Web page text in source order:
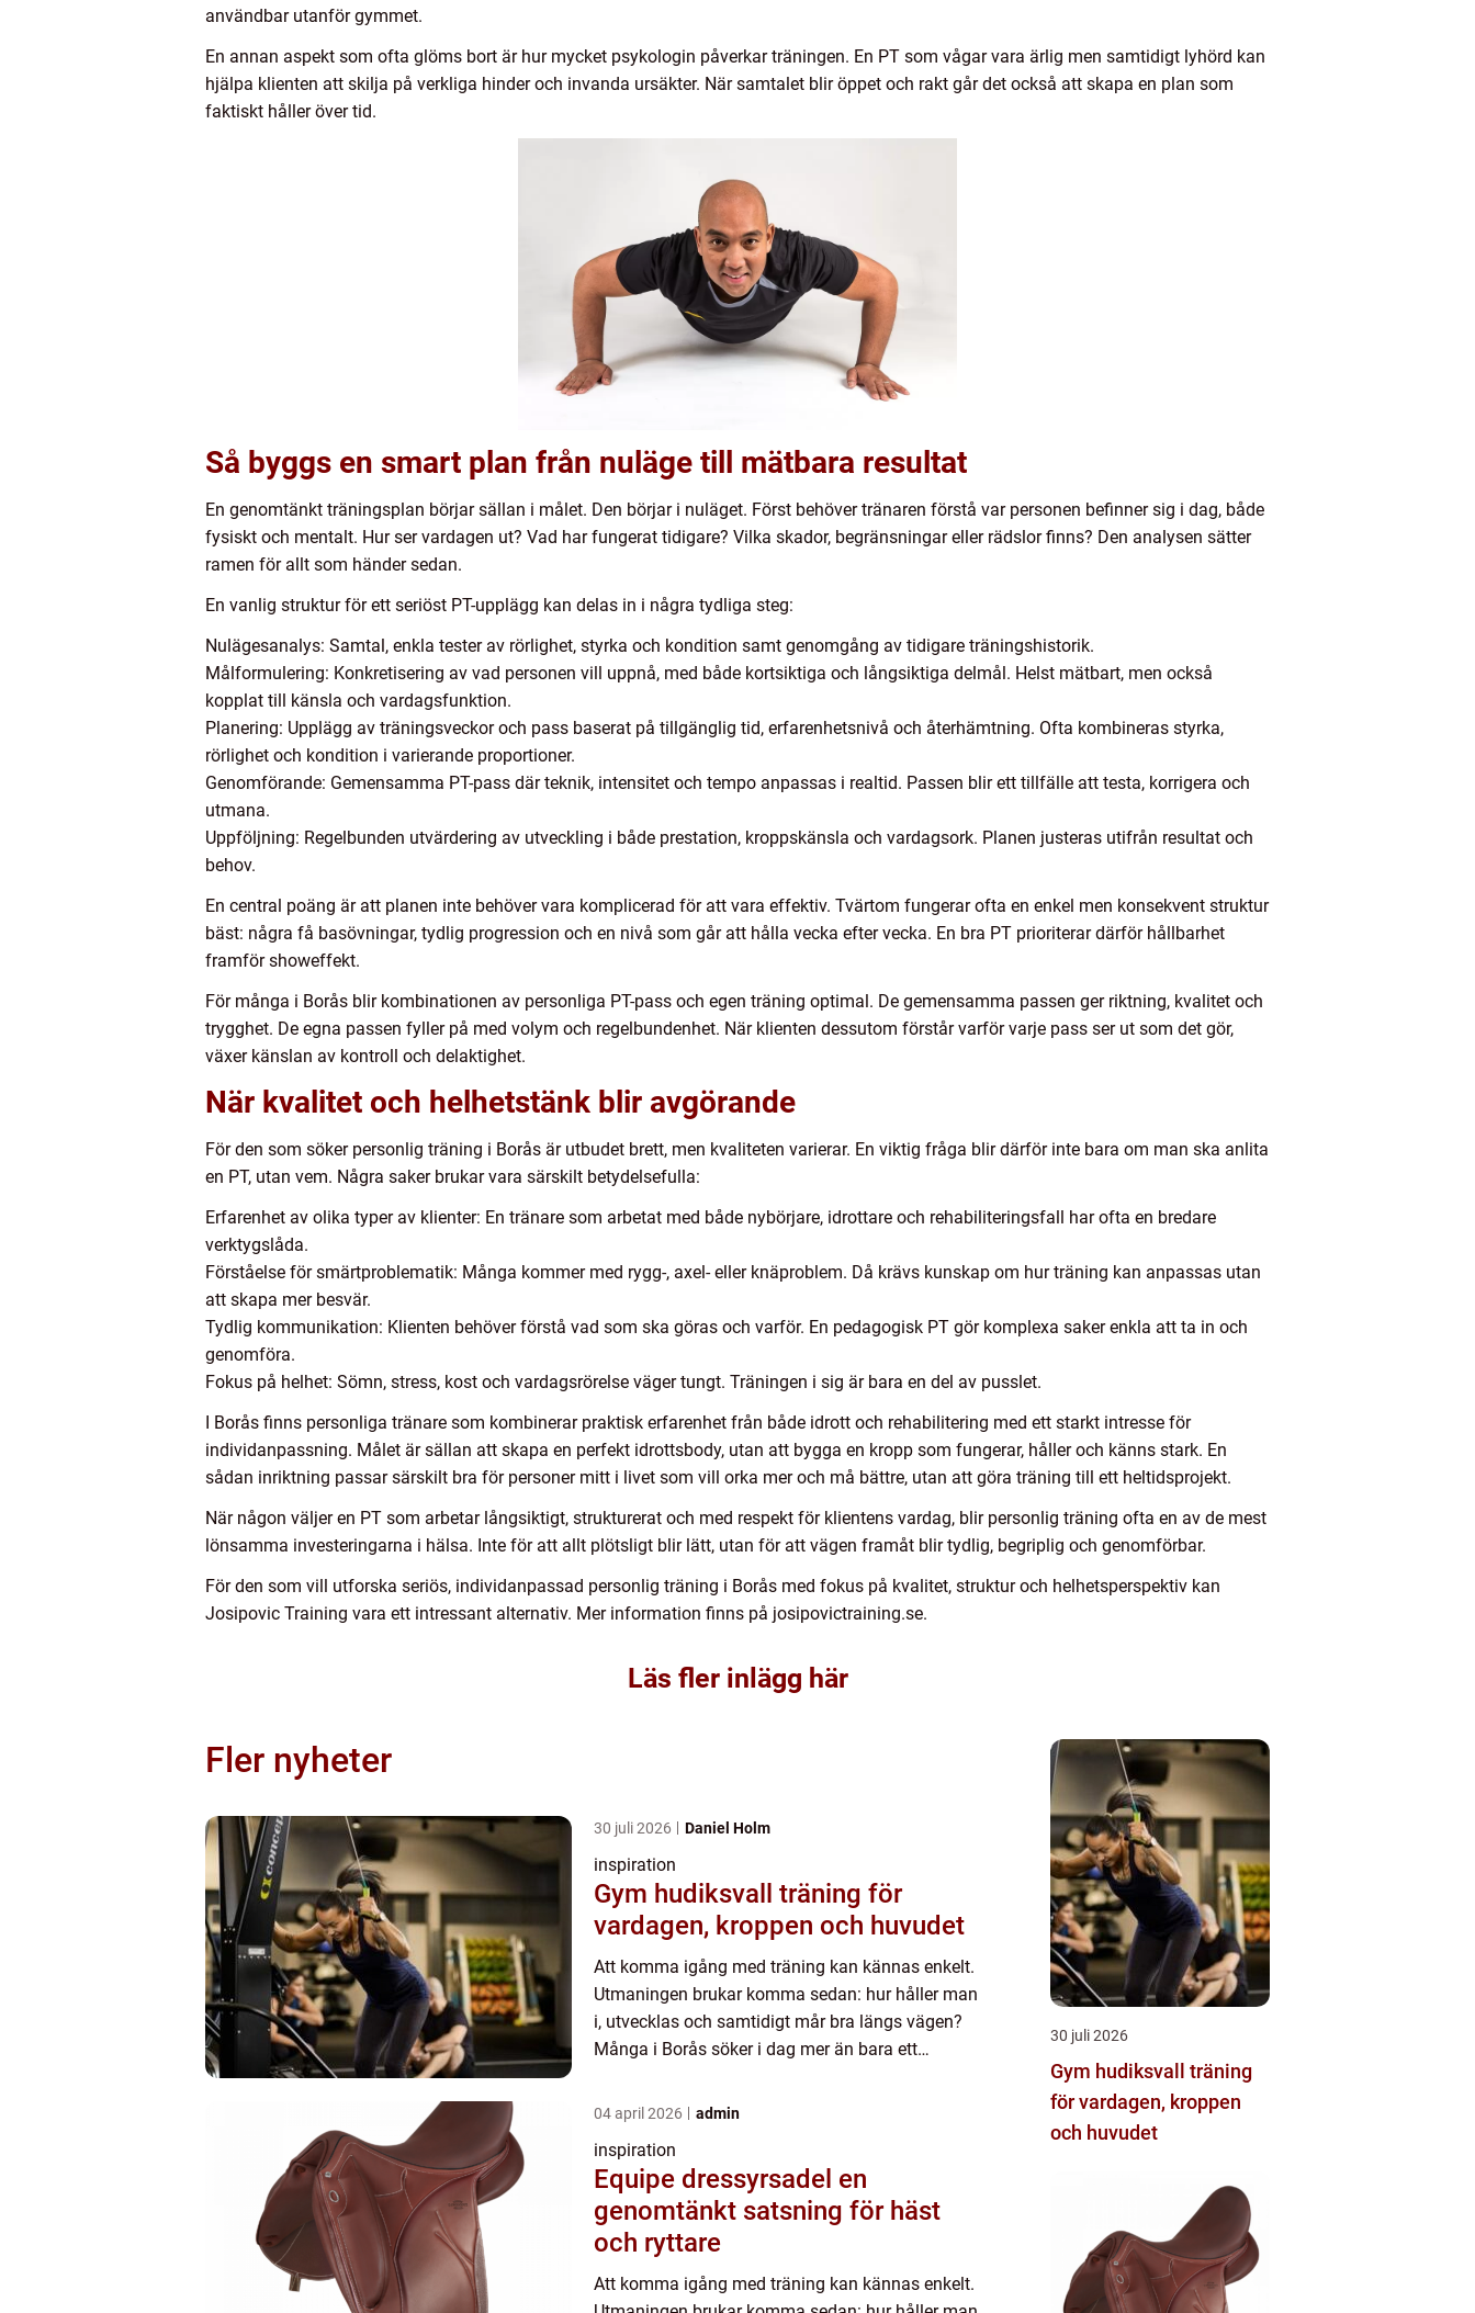
användbar utanför gymmet.
En annan aspekt som ofta glöms bort är hur mycket psykologin påverkar träningen. En PT som vågar vara ärlig men samtidigt lyhörd kan
hjälpa klienten att skilja på verkliga hinder och invanda ursäkter. När samtalet blir öppet och rakt går det också att skapa en plan som
faktiskt håller över tid.
Så byggs en smart plan från nuläge till mätbara resultat
En genomtänkt träningsplan börjar sällan i målet. Den börjar i nuläget. Först behöver tränaren förstå var personen befinner sig i dag, både
fysiskt och mentalt. Hur ser vardagen ut? Vad har fungerat tidigare? Vilka skador, begränsningar eller rädslor finns? Den analysen sätter
ramen för allt som händer sedan.
En vanlig struktur för ett seriöst PT-upplägg kan delas in i några tydliga steg:
Nulägesanalys: Samtal, enkla tester av rörlighet, styrka och kondition samt genomgång av tidigare träningshistorik.
Målformulering: Konkretisering av vad personen vill uppnå, med både kortsiktiga och långsiktiga delmål. Helst mätbart, men också
kopplat till känsla och vardagsfunktion.
Planering: Upplägg av träningsveckor och pass baserat på tillgänglig tid, erfarenhetsnivå och återhämtning. Ofta kombineras styrka,
rörlighet och kondition i varierande proportioner.
Genomförande: Gemensamma PT-pass där teknik, intensitet och tempo anpassas i realtid. Passen blir ett tillfälle att testa, korrigera och
utmana.
Uppföljning: Regelbunden utvärdering av utveckling i både prestation, kroppskänsla och vardagsork. Planen justeras utifrån resultat och
behov.
En central poäng är att planen inte behöver vara komplicerad för att vara effektiv. Tvärtom fungerar ofta en enkel men konsekvent struktur
bäst: några få basövningar, tydlig progression och en nivå som går att hålla vecka efter vecka. En bra PT prioriterar därför hållbarhet
framför showeffekt.
För många i Borås blir kombinationen av personliga PT-pass och egen träning optimal. De gemensamma passen ger riktning, kvalitet och
trygghet. De egna passen fyller på med volym och regelbundenhet. När klienten dessutom förstår varför varje pass ser ut som det gör,
växer känslan av kontroll och delaktighet.
När kvalitet och helhetstänk blir avgörande
För den som söker personlig träning i Borås är utbudet brett, men kvaliteten varierar. En viktig fråga blir därför inte bara om man ska anlita
en PT, utan vem. Några saker brukar vara särskilt betydelsefulla:
Erfarenhet av olika typer av klienter: En tränare som arbetat med både nybörjare, idrottare och rehabiliteringsfall har ofta en bredare
verktygslåda.
Förståelse för smärtproblematik: Många kommer med rygg-, axel- eller knäproblem. Då krävs kunskap om hur träning kan anpassas utan
att skapa mer besvär.
Tydlig kommunikation: Klienten behöver förstå vad som ska göras och varför. En pedagogisk PT gör komplexa saker enkla att ta in och
genomföra.
Fokus på helhet: Sömn, stress, kost och vardagsrörelse väger tungt. Träningen i sig är bara en del av pusslet.
I Borås finns personliga tränare som kombinerar praktisk erfarenhet från både idrott och rehabilitering med ett starkt intresse för
individanpassning. Målet är sällan att skapa en perfekt idrottsbody, utan att bygga en kropp som fungerar, håller och känns stark. En
sådan inriktning passar särskilt bra för personer mitt i livet som vill orka mer och må bättre, utan att göra träning till ett heltidsprojekt.
När någon väljer en PT som arbetar långsiktigt, strukturerat och med respekt för klientens vardag, blir personlig träning ofta en av de mest
lönsamma investeringarna i hälsa. Inte för att allt plötsligt blir lätt, utan för att vägen framåt blir tydlig, begriplig och genomförbar.
För den som vill utforska seriös, individanpassad personlig träning i Borås med fokus på kvalitet, struktur och helhetsperspektiv kan
Josipovic Training vara ett intressant alternativ. Mer information finns på josipovictraining.se.
Läs fler inlägg här
Fler nyheter
30 juli 2026 Daniel Holm
inspiration
Gym hudiksvall träning för
vardagen, kroppen och huvudet
Att komma igång med träning kan kännas enkelt.
Utmaningen brukar komma sedan: hur håller man
i, utvecklas och samtidigt mår bra längs vägen?
Många i Borås söker i dag mer än bara ett
helheten träning, vard...
04 april 2026 admin
inspiration
Equipe dressyrsadel en
genomtänkt satsning för häst
och ryttare
Att komma igång med träning kan kännas enkelt.
30 juli 2026
Gym hudiksvall träning
för vardagen, kroppen
och huvudet